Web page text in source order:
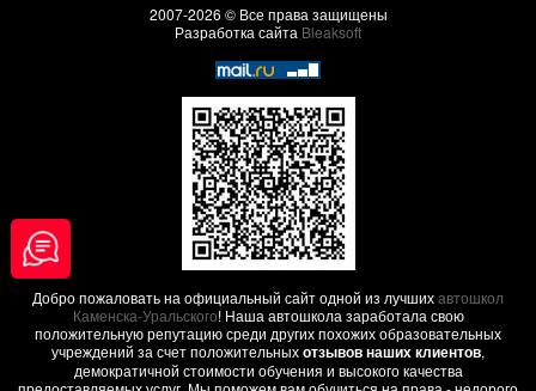
2007-2026 © Все права защищены
Разработка сайта Bleaksoft
Добро пожаловать на официальный сайт одной из лучшихавтошкол
Каменска-Уральского! Наша автошкола заработала свою
положительную репутацию среди других похожих образовательных
учреждений за счет положительныхотзывов наших клиентов,
демократичной стоимости обучения и высокого качества